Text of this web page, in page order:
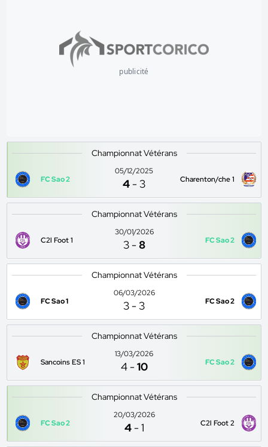
publicité
Championnat Vétérans
FC Sao 2
05/12/2025
4 - 3 Charenton/che 1
Championnat Vétérans
C2l Foot 1
30/01/2026
3 -8 FC Sao 2
Championnat Vétérans
FC Sao 1
06/03/2026
3 - 3 FC Sao 2
Championnat Vétérans
Sancoins ES 1
13/03/2026
4 -10 FC Sao 2
Championnat Vétérans
FC Sao 2
20/03/2026
4 -1 C2l Foot 2